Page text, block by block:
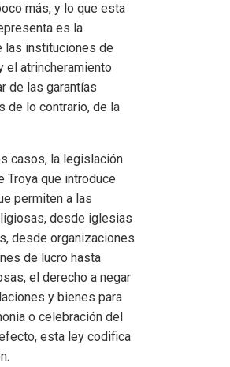
más, y lo que esta
es la
las instituciones de
el atrincheramiento
de las garantías
de lo contrario, de la
casos, la legislación
Troya que introduce
permiten a las
desde iglesias
desde organizaciones
de lucro hasta
el derecho a negar
y bienes para
o celebración del
esta ley codifica